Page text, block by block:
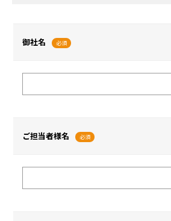
御社名 必須
ご担当者様名 必須